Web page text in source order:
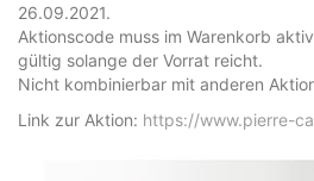
26.09.2021.
Aktionscode muss im Warenkorb
gültig solange der Vorrat reicht.
Nicht kombinierbar mit anderen
Link zur Aktion: https://www.pierre-